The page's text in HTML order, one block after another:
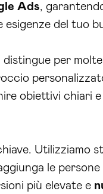
Ads,
del tuo
per
obiettivi chiari
Utilizziamo
le
più elevate e